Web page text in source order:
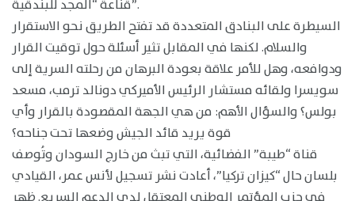
قناعة “المجد للبندقية”.
السيطرة على البنادق المتعددة قد تفتح الطريق نحو الاستقرار
والسلام. لكنها في المقابل تثير أسئلة حول توقيت القرار
ودوافعه، وهل للأمر علاقة بعودة البرهان من رحلته السرية إلى
سويسرا ولقائه مستشار الرئيس الأميركي دونالد ترمب، مسعد
بولس؟ والسؤال الأهم: من هي الجهة المقصودة بالقرار وأي
قوة يريد قائد الجيش وضعها تحت جناحه؟
قناة “طيبة” الفضائية، التي تبث من خارج السودان وتُوصف
بلسان حال “كيزان تركيا”، أعادت نشر تسجيل لأنس عمر، القيادي